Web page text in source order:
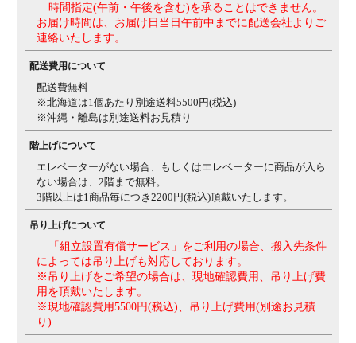
時間指定(午前・午後を含む)を承ることはできません。
お届け時間は、お届け日当日午前中までに配送会社よりご
連絡いたします。
配送費用について
配送費無料
※北海道は1個あたり別途送料5500円(税込)
※沖縄・離島は別途送料お見積り
階上げについて
エレベーターがない場合、もしくはエレベーターに商品が入ら
ない場合は、2階まで無料。
3階以上は1商品毎につき2200円(税込)頂戴いたします。
吊り上げについて
「組立設置有償サービス」をご利用の場合、搬入先条件
によっては吊り上げも対応しております。
※吊り上げをご希望の場合は、現地確認費用、吊り上げ費
用を頂戴いたします。
※現地確認費用5500円(税込)、吊り上げ費用(別途お見積
り)